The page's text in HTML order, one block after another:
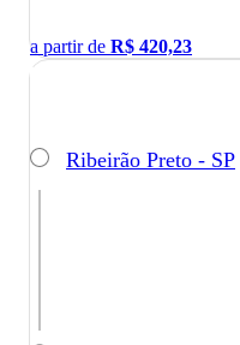
a partir de R$ 420,23
Ribeirão Preto - SP